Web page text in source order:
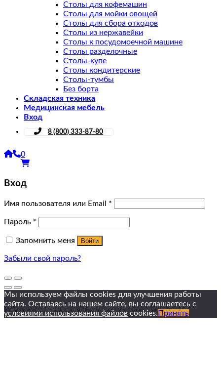
Столы для кофемашин
Столы для мойки овощей
Столы для сбора отходов
Столы из нержавейки
Столы к посудомоечной машине
Столы разделочные
Столы-купе
Столы кондитерские
Столы-тумбы
Без борта
Складская техника
Медицинская мебель
Вход
8 (800) 333-87-80
0
Вход
Имя пользователя или Email *
Пароль *
Запомнить меня Войти
Забыли свой пароль?
Мы используем файлы cookies для улучшения работы
сайта. Оставаясь на нашем сайте, вы соглашаетесь с
условиями использования файлов cookies. Принять